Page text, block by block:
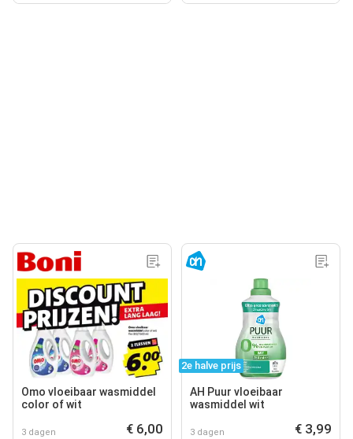
Omo vloeibaar wasmiddel
color of wit
3 dagen € 6,00
2e halve prijs
AH Puur vloeibaar
wasmiddel wit
3 dagen € 3,99